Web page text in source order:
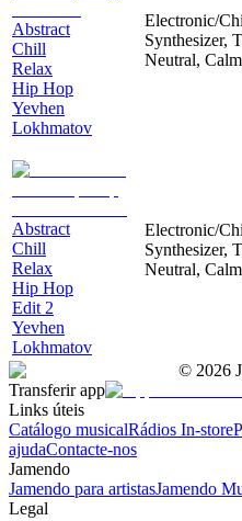
Abstract
Chill
Relax
Hip Hop
Yevhen
Lokhmatov
Electronic/
Synthesizer,
Neutral,
Abstract
Chill
Relax
Hip Hop
Edit 2
Yevhen
Lokhmatov
Electronic/
Synthesizer,
Neutral,
© 2026
Transferir app
Links úteis
Catálogo musicalRádios In-store
ajudaContacte-nos
Jamendo
Jamendo para artistasJamendo
Legal